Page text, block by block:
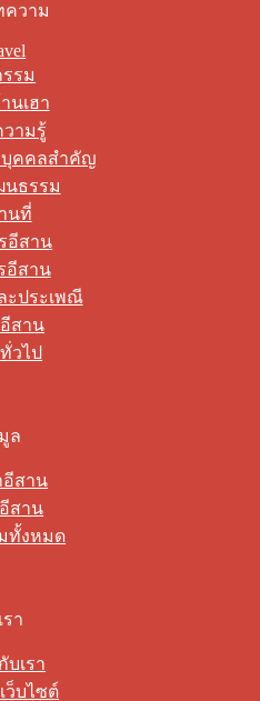
วาม
รม
นเฮา
ามรู้
คคลสำคัญ
ธรรม
นที่
อีสาน
อีสาน
ะประเพณี
อีสาน
วไป
ล
สาน
สาน
ทั้งหมด
รา
บเรา
ว็บไซต์